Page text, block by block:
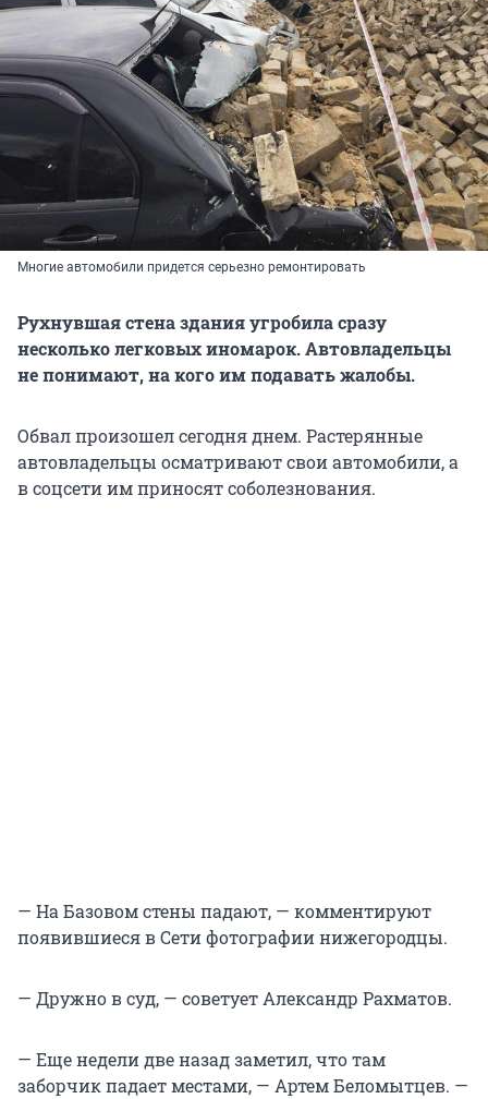
Многие автомобили придется серьезно ремонтировать
Рухнувшая стена здания угробила сразу
несколько легковых иномарок. Автовладельцы
не понимают, на кого им подавать жалобы.
Обвал произошел сегодня днем. Растерянные
автовладельцы осматривают свои автомобили, а
в соцсети им приносят соболезнования.
— На Базовом стены падают, — комментируют
появившиеся в Сети фотографии нижегородцы.
— Дружно в суд, — советует Александр Рахматов.
— Еще недели две назад заметил, что там
заборчик падает местами, — Артем Беломытцев. —